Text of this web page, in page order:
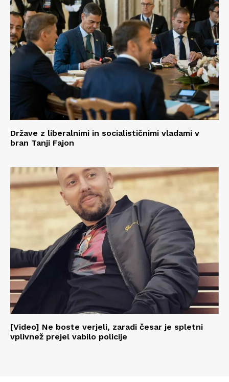
Države z liberalnimi in socialističnimi vladami v
bran Tanji Fajon
[Video] Ne boste verjeli, zaradi česar je spletni
vplivnež prejel vabilo policije